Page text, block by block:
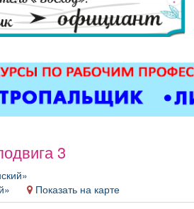
3
Показать на карте